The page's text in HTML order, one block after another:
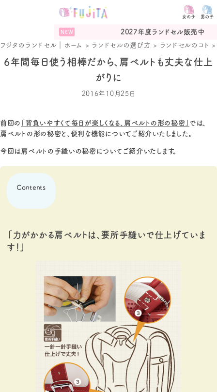
女の子 男の子
2027年度ランドセル販売中
フジタのランドセル｜ホーム
> ランドセルの選び方 > ランドセルのコト
6年間毎日使う相棒だから、肩ベルトも丈夫な仕上
がりに
2016年10月25日
前回の 「背負いやすくて毎日が楽しくなる、肩ベルトの形の秘密」 では、
肩ベルトの形の秘密と、便利な機能についてご紹介いたしました。
今回は肩ベルトの手縫いの秘密についてご紹介いたします。
Contents
「力がかかる肩ベルトは、要所手縫いで仕上げていま
す！」